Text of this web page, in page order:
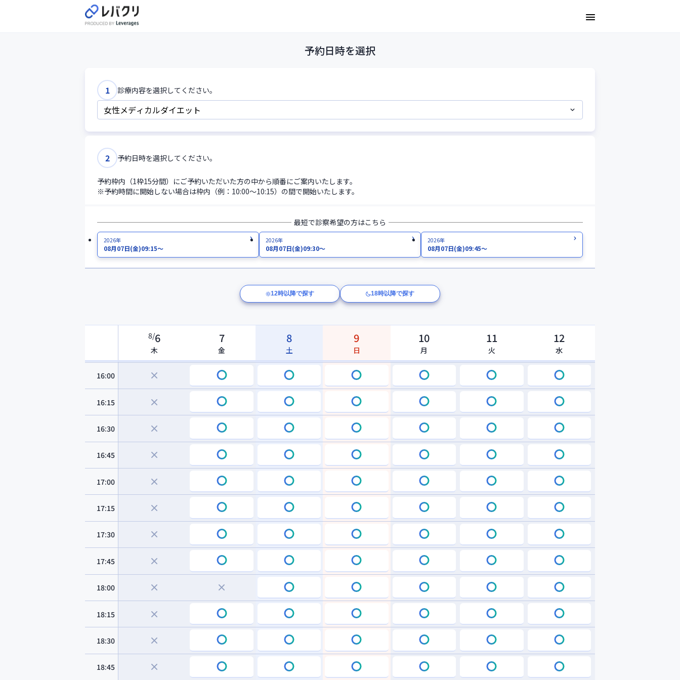
予約日時を選択
1 診療内容を選択してください。
2 予約日時を選択してください。
予約枠内（1枠15分間）にご予約いただいた方の中から順番にご案内いたします。
※予約時間に開始しない場合は枠内（例：10:00〜10:15）の間で開始いたします。
最短で診察希望の方はこちら
2026年
08月07日(金)09:15～
2026年
08月07日(金)09:30～
2026年
08月07日(金)09:45～
12時以降で探す 18時以降で探す
8/6
木
7
金
8
土
9
日
10
月
11
火
12
水
12:30
13:15
13:30
14:00
14:15
14:45
15:00
15:30
16:00
16:15
16:30
16:45
17:00
17:15
17:30
17:45
18:00
18:15
18:30
18:45